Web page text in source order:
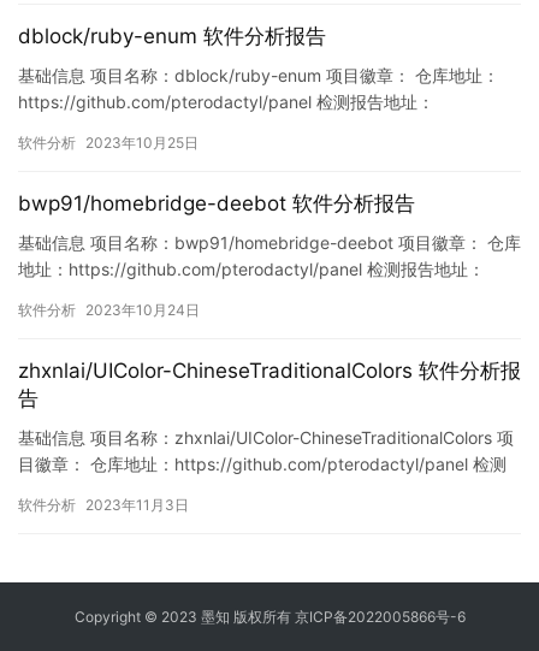
dblock/ruby-enum 软件分析报告
基础信息 项目名称：dblock/ruby-enum 项目徽章： 仓库地址：
https://github.com/pterodactyl/panel 检测报告地址：
11776/1717083958743269376 此报告由Murphysec提供 漏…
软件分析 2023年10月25日
bwp91/homebridge-deebot 软件分析报告
基础信息 项目名称：bwp91/homebridge-deebot 项目徽章： 仓库
地址：https://github.com/pterodactyl/panel 检测报告地址：
6304/1716502727113883648 此报告由Murphy…
软件分析 2023年10月24日
zhxnlai/UIColor-ChineseTraditionalColors 软件分析报
告
基础信息 项目名称：zhxnlai/UIColor-ChineseTraditionalColors 项
目徽章： 仓库地址：https://github.com/pterodactyl/panel 检测
https://www.murphysec.com/console/report/17203993008672
软件分析 2023年11月3日
Copyright © 2023 墨知 版权所有 京ICP备2022005866号-6